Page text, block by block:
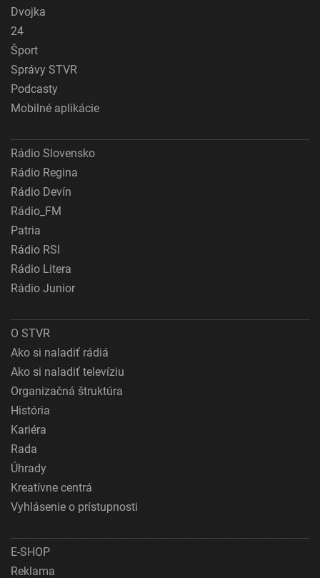
Dvojka
24
Šport
Správy STVR
Podcasty
Mobilné aplikácie
Rádio Slovensko
Rádio Regina
Rádio Devín
Rádio_FM
Patria
Rádio RSI
Rádio Litera
Rádio Junior
O STVR
Ako si naladiť rádiá
Ako si naladiť televíziu
Organizačná štruktúra
História
Kariéra
Rada
Úhrady
Kreatívne centrá
Vyhlásenie o prístupnosti
E-SHOP
Reklama